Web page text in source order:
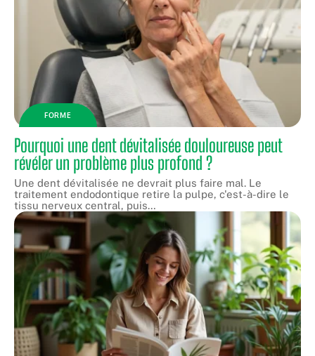
FORME
Pourquoi une dent dévitalisée douloureuse peut
révéler un problème plus profond ?
Une dent dévitalisée ne devrait plus faire mal. Le
traitement endodontique retire la pulpe, c'est-à-dire le
tissu nerveux central, puis…